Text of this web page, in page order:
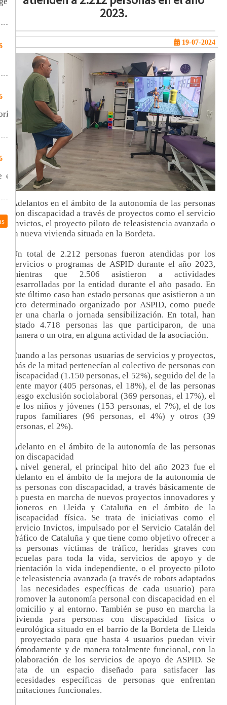
2023.
19-07-2024
Adelantos en el ámbito de la autonomía de las personas
con discapacidad a través de proyectos como el servicio
Invictos, el proyecto piloto de teleasistencia avanzada o
la nueva vivienda situada en la Bordeta.
Un total de 2.212 personas fueron atendidas por los
servicios o programas de ASPID durante el año 2023,
mientras que 2.506 asistieron a actividades
desarrolladas por la entidad durante el año pasado. En
este último caso han estado personas que asistieron a un
acto determinado organizado por ASPID, como puede
ser una charla o jornada sensibilización. En total, han
estado 4.718 personas las que participaron, de una
manera o un otra, en alguna actividad de la asociación.
Cuando a las personas usuarias de servicios y proyectos,
más de la mitad pertenecían al colectivo de personas con
discapacidad (1.150 personas, el 52%), seguido del de la
gente mayor (405 personas, el 18%), el de las personas
riesgo exclusión sociolaboral (369 personas, el 17%), el
de los niños y jóvenes (153 personas, el 7%), el de los
grupos familiares (96 personas, el 4%) y otros (39
personas, el 2%).
Adelanto en el ámbito de la autonomía de las personas
con discapacidad
A nivel general, el principal hito del año 2023 fue el
adelanto en el ámbito de la mejora de la autonomía de
las personas con discapacidad, a través básicamente de
la puesta en marcha de nuevos proyectos innovadores y
pioneros en Lleida y Cataluña en el ámbito de la
discapacidad física. Se trata de iniciativas como el
servicio Invictos, impulsado por el Servicio Catalán del
Tráfico de Cataluña y que tiene como objetivo ofrecer a
las personas víctimas de tráfico, heridas graves con
secuelas para toda la vida, servicios de apoyo y de
orientación la vida independiente, o el proyecto piloto
de teleasistencia avanzada (a través de robots adaptados
a las necesidades específicas de cada usuario) para
promover la autonomía personal con discapacidad en el
domicilio y al entorno. También se puso en marcha la
vivienda para personas con discapacidad física o
neurológica situado en el barrio de la Bordeta de Lleida
y proyectado para que hasta 4 usuarios puedan vivir
cómodamente y de manera totalmente funcional, con la
colaboración de los servicios de apoyo de ASPID. Se
trata de un espacio diseñado para satisfacer las
necesidades específicas de personas que enfrentan
limitaciones funcionales.